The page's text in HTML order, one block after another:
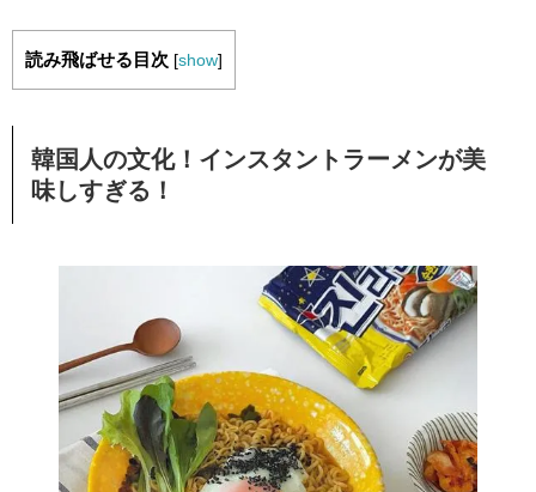
読み飛ばせる目次 [show]
韓国人の文化！インスタントラーメンが美
味しすぎる！